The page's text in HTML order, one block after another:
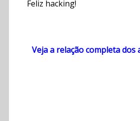
Feliz hacking!
Veja a relação completa